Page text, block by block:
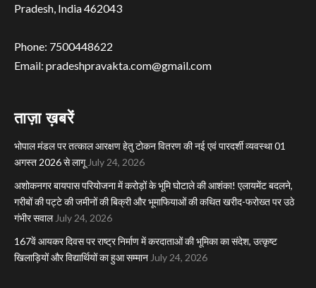
Pradesh, India 462043
Phone: 7500448622
Email: pradeshpravakta.com@gmail.com
ताज़ा ख़बरें
भोपाल मंडल पर तत्काल आरक्षण हेतु टोकन वितरण की नई एवं पारदर्शी व्यवस्था 01
अगस्त 2026 से लागू July 24, 2026
अशोकनगर बायपास परियोजना में करोड़ों के भूमि घोटाले की आशंका! एलायमेंट बदलने,
गरीबों की पट्टे की जमीनों की बिक्री और भूमाफियाओं की कथित खरीद-फरोख्त पर उठे
गंभीर सवाल July 24, 2026
167वें आयकर दिवस पर राष्ट्र निर्माण में करदाताओं की भूमिका का संदेश, उत्कृष्ट
खिलाड़ियों और विद्यार्थियों का हुआ सम्मान July 24, 2026